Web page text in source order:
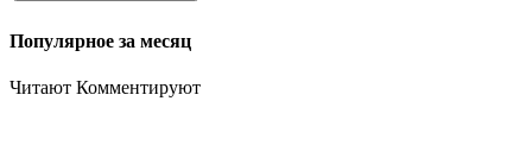
Популярное за месяц
Читают Комментируют